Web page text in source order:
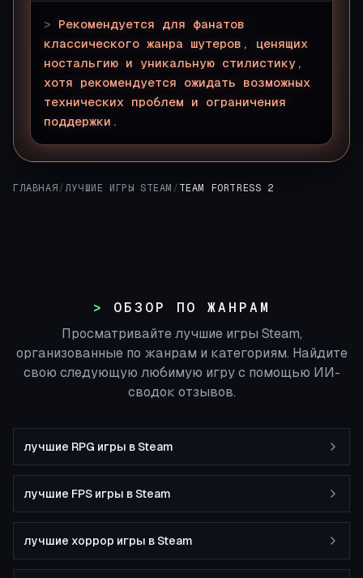
> Рекомендуется для фанатов
классического жанра шутеров, ценящих
ностальгию и уникальную стилистику,
хотя рекомендуется ожидать возможных
технических проблем и ограничения
поддержки.
ГЛАВНАЯ /ЛУЧШИЕ ИГРЫ STEAM / TEAM FORTRESS 2
ОБЗОР ПО ЖАНРАМ
Просматривайте лучшие игры Steam,
организованные по жанрам и категориям. Найдите
свою следующую любимую игру с помощью ИИ-
сводок отзывов.
лучшие RPG игры в Steam
лучшие FPS игры в Steam
лучшие хоррор игры в Steam